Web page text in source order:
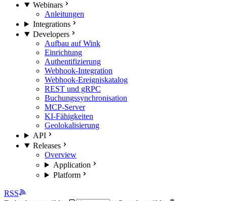
Webinars
Anleitungen
Integrations
Developers
Aufbau auf Wink
Einrichtung
Authentifizierung
Webhook-Integration
Webhook-Ereigniskatalog
REST und gRPC
Buchungssynchronisation
MCP-Server
KI-Fähigkeiten
Geolokalisierung
API
Releases
Overview
Application
Platform
RSS